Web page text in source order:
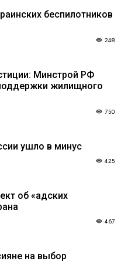
беспилотников
248
Минстрой РФ
жилищного
750
ушло в минус
425
об «адских
467
на выбор